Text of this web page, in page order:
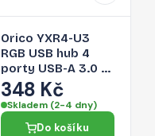
Orico YXR4-U3
RGB USB hub 4
porty USB-A 3.0 s
audio/mikrofonním
portem 0,3 m –
černý
348 Kč
Skladem (2-4 dny)
Do košíku